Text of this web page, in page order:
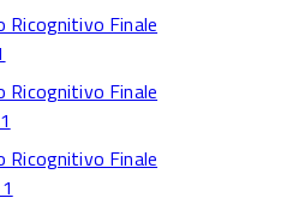
Finale
Finale
Finale